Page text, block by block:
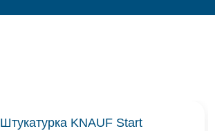
Штукатурка KNAUF Start